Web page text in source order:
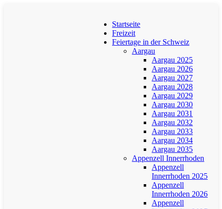
Startseite
Freizeit
Feiertage in der Schweiz
Aargau
Aargau 2025
Aargau 2026
Aargau 2027
Aargau 2028
Aargau 2029
Aargau 2030
Aargau 2031
Aargau 2032
Aargau 2033
Aargau 2034
Aargau 2035
Appenzell Innerrhoden
Appenzell
Innerrhoden 2025
Appenzell
Innerrhoden 2026
Appenzell